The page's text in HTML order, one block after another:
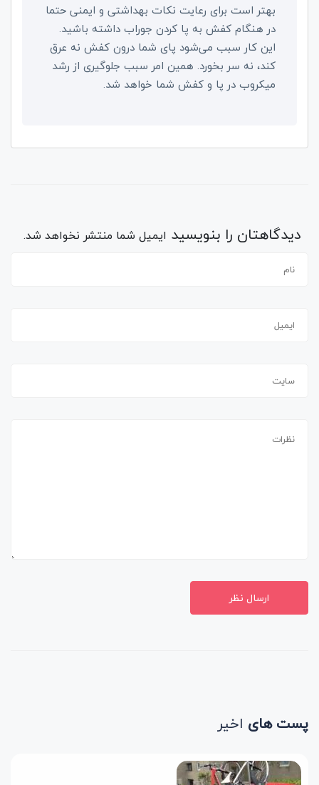
بهتر است برای رعایت نکات بهداشتی و ایمنی حتما
در هنگام کفش به پا کردن جوراب داشته باشید.
این کار سبب می‌شود پای شما درون کفش نه عرق
کند، نه سر بخورد. همین امر سبب جلوگیری از رشد
میکروب در پا و کفش شما خواهد شد.
دیدگاهتان را بنویسید ایمیل شما منتشر نخواهد شد.
ارسال نظر
پست های اخیر